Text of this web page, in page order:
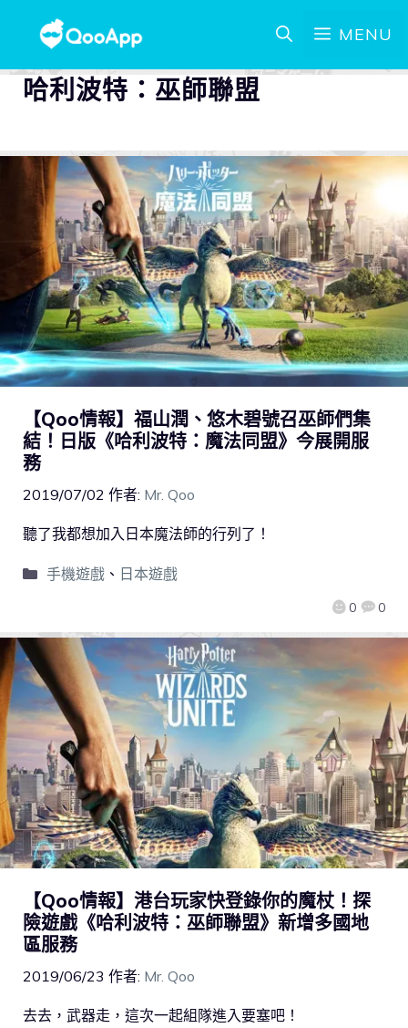
MENU
哈利波特：巫師聯盟
【Qoo情報】福山潤、悠木碧號召巫師們集
結！日版《哈利波特：魔法同盟》今展開服
務
2019/07/02 作者: Mr. Qoo
0 0
聽了我都想加入日本魔法師的行列了！
手機遊戲、 日本遊戲
【Qoo情報】港台玩家快登錄你的魔杖！探
險遊戲《哈利波特：巫師聯盟》新增多國地
區服務
2019/06/23 作者: Mr. Qoo
去去，武器走，這次一起組隊進入要塞吧！